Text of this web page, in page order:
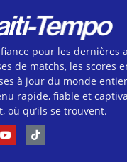
pour les dernières
de matchs, les scores
à jour du monde
rapide, fiable et
où qu’ils se trouvent.